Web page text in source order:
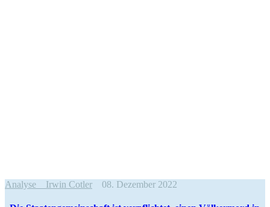
Analyse Irwin Cotler 08. Dezember 2022